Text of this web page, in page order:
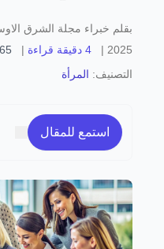
بقلم خبراء مجلة الشرق
2025
| 4 دقيقة قراءة |
التصنيف: المرأة
استمع للمقال